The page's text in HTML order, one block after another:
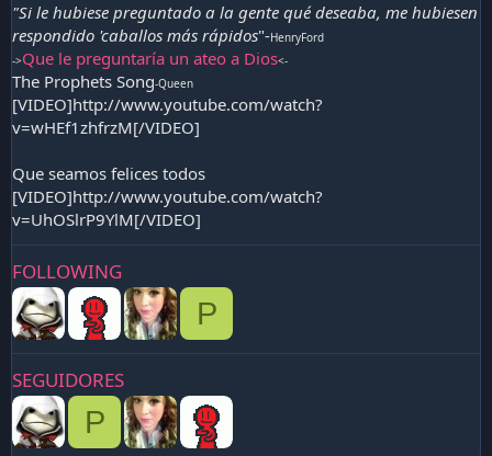
"Si le hubiese preguntado a la gente qué deseaba, me hubiesen
respondido 'caballos más rápidos"-HenryFord
->Que le preguntaría un ateo a Dios<-
The Prophets Song-Queen
[VIDEO]http://www.youtube.com/watch?
v=wHEf1zhfrzM[/VIDEO]
Que seamos felices todos
[VIDEO]http://www.youtube.com/watch?
v=UhOSlrP9YlM[/VIDEO]
FOLLOWING
P
SEGUIDORES
P